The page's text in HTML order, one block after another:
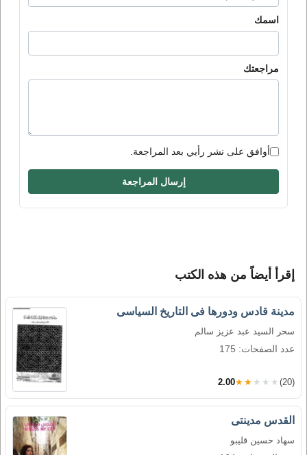
اسمك
مراجعتك
أوافق على نشر رأيي بعد المراجعة.
إرسال المراجعة
إقرأ أيضاً من هذه الكتب
مدينة قادس ودورها فى التاريخ السياسى
سحر السيد عبد عزيز سالم
عدد الصفحات: 175
2.00★★★★★ (20)
القدس مدينتى
سهاد حسين قليبو